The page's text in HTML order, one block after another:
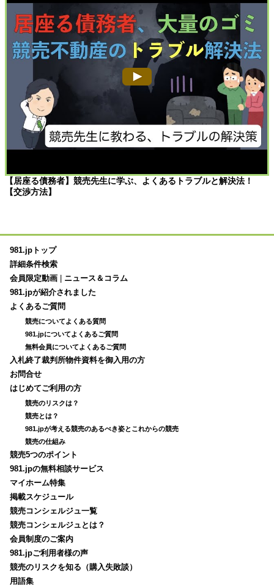
【居座る債務者】競売先生に学ぶ、よくあるトラブルと解決法！
【交渉方法】
981.jpトップ
詳細条件検索
会員限定動画
ニュース＆コラム
981.jpが紹介されました
よくあるご質問
競売についてよくある質問
981.jpについてよくあるご質問
無料会員についてよくあるご質問
入札終了裁判所物件資料を御入用の方
お問合せ
はじめてご利用の方
競売のリスクは？
競売とは？
981.jpが考える競売のあるべき姿とこれからの競売
競売の仕組み
競売5つのポイント
981.jpの無料相談サービス
マイホーム特集
掲載スケジュール
競売コンシェルジュ一覧
競売コンシェルジュとは？
会員制度のご案内
981.jpご利用者様の声
競売のリスクを知る（購入失敗談）
用語集